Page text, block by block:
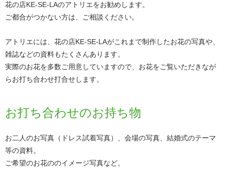
花の店KE-SE-LAのアトリエをお勧めします。
ご都合がつかない方は、ご相談ください。
アトリエには、花の店KE-SE-LAがこれまで制作したお花の写真や、
雑誌などの資料もたくさんあります。
実際のお花を多数ご用意していますので、お花をご覧いただきなが
らお打ち合わせ打合せします。
お打ち合わせのお持ち物
お二人のお写真（ドレス試着写真）、会場の写真、結婚式のテーマ
等の資料。
ご希望のお花ののイメージ写真など。